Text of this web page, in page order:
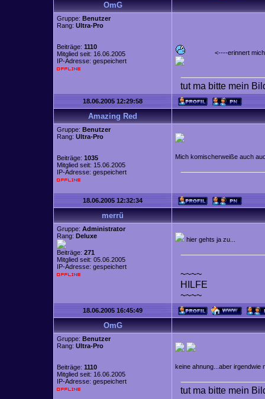
OmG
Gruppe: Benutzer
Rang: Ultra-Pro
Beiträge: 1110
Mitglied seit: 16.06.2005
IP-Adresse: gespeichert
<----erinnert
tut ma bitte mein
18.06.2005 12:29:58
Amazing Red
Gruppe: Benutzer
Rang: Ultra-Pro
Beiträge: 1035
Mitglied seit: 15.06.2005
IP-Adresse: gespeichert
Mich komischerweiße auch
18.06.2005 12:32:34
merrü
Gruppe: Administrator
Rang: Deluxe
Beiträge: 271
Mitglied seit: 05.06.2005
IP-Adresse: gespeichert
hier gehts ja zu...
~~~~
HILFE
~~~~
18.06.2005 16:45:49
OmG
Gruppe: Benutzer
Rang: Ultra-Pro
Beiträge: 1110
Mitglied seit: 16.06.2005
IP-Adresse: gespeichert
keine ahnung...aber
tut ma bitte mein